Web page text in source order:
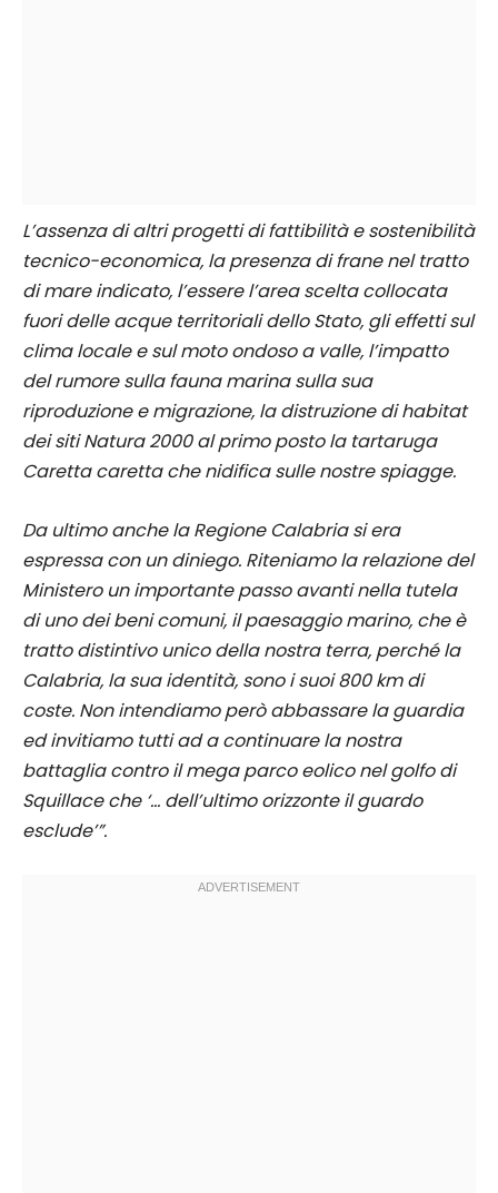
L’assenza di altri progetti di fattibilità e sostenibilità
tecnico-economica, la presenza di frane nel tratto
di mare indicato, l’essere l’area scelta collocata
fuori delle acque territoriali dello Stato, gli effetti sul
clima locale e sul moto ondoso a valle, l’impatto
del rumore sulla fauna marina sulla sua
riproduzione e migrazione, la distruzione di habitat
dei siti Natura 2000 al primo posto la tartaruga
Caretta caretta che nidifica sulle nostre spiagge.
Da ultimo anche la Regione Calabria si era
espressa con un diniego. Riteniamo la relazione del
Ministero un importante passo avanti nella tutela
di uno dei beni comuni, il paesaggio marino, che è
tratto distintivo unico della nostra terra, perché la
Calabria, la sua identità, sono i suoi 800 km di
coste. Non intendiamo però abbassare la guardia
ed invitiamo tutti ad a continuare la nostra
battaglia contro il mega parco eolico nel golfo di
Squillace che ‘… dell’ultimo orizzonte il guardo
esclude’”.